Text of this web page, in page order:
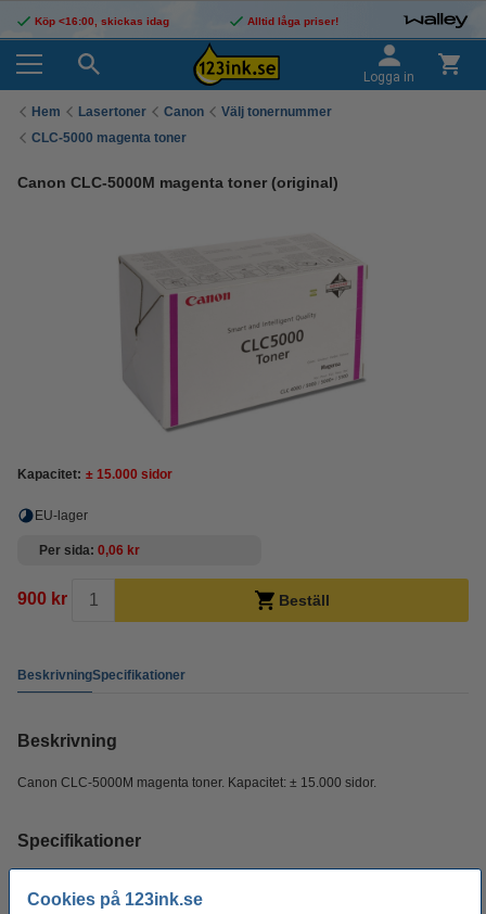
Cookies på 123ink.se
Köp <16:00, skickas idag Alltid låga priser!
Logga in
Hem Lasertoner Canon
Välj tonernummer
CLC-5000 magenta toner
Canon CLC-5000M magenta toner (original)
Kapacitet: ± 15.000 sidor
EU-lager
Per sida 0,06 kr
900 kr Beställ
BeskrivningSpecifikationer
Beskrivning
Canon CLC-5000M magenta toner. Kapacitet: ± 15.000 sidor.
Specifikationer
Typ: tonerkassett